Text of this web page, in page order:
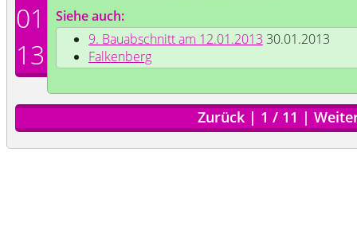
01
13
Siehe auch:
9. Bauabschnitt am 12.01.2013 30.01.2013
Falkenberg
Zurück | 1 / 11 |